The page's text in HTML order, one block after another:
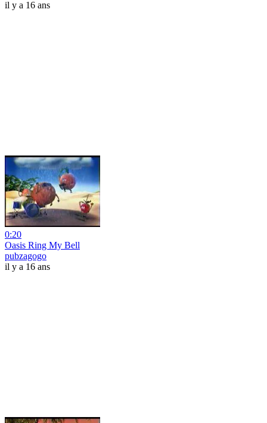
il y a 16 ans
0:20
Oasis Ring My Bell
pubzagogo
il y a 16 ans